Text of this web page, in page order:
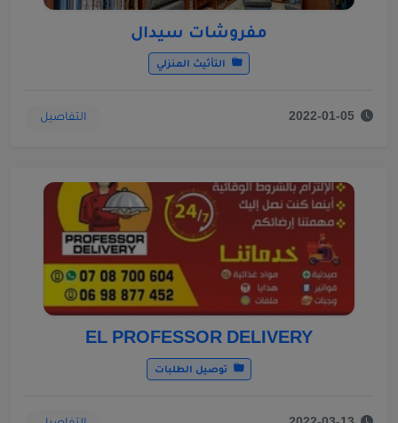
مفروشات سيدال
التأثيث المنزلي
2022-01-05 التفاصيل
EL PROFESSOR DELIVERY
توصيل الطلبات